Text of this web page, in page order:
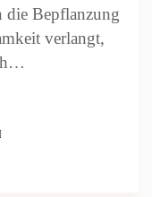
die Bepflanzung
verlangt,